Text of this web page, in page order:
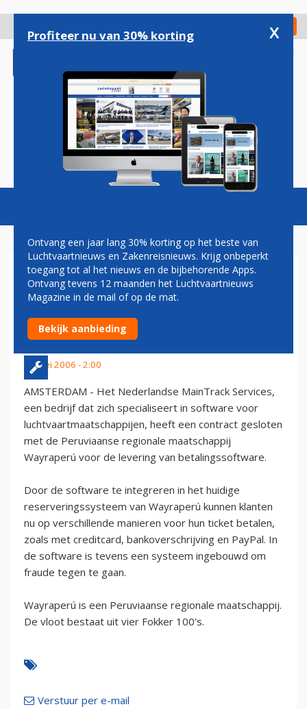
gaan
Check in
Magazine Podcasts Vacatures
MAINTRACK LEVERT
BETALINGSSOFTWARE AAN
WAYRAPERU
18 mei 2006 - 2:00
AMSTERDAM - Het Nederlandse MainTrack Services,
een bedrijf dat zich specialiseert in software voor
luchtvaartmaatschappijen, heeft een contract gesloten
met de Peruviaanse regionale maatschappij
Wayraperú voor de levering van betalingssoftware.
Door de software te integreren in het huidige
reserveringssysteem van Wayraperú kunnen klanten
nu op verschillende manieren voor hun ticket betalen,
zoals met creditcard, bankoverschrijving en PayPal. In
de software is tevens een systeem ingebouwd om
fraude tegen te gaan.
Wayraperú is een Peruviaanse regionale maatschappij.
De vloot bestaat uit vier Fokker 100's.
Verstuur per e-mail
Profiteer nu van 30% korting x
Ontvang een jaar lang 30% korting op het beste van
Luchtvaartnieuws en Zakenreisnieuws. Krijg onbeperkt
toegang tot al het nieuws en de bijbehorende Apps.
Ontvang tevens 12 maanden het Luchtvaartnieuws
Magazine in de mail of op de mat.
Bekijk aanbieding